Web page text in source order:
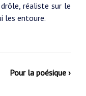
réaliste sur le
les entoure.
Pour la poésique ›